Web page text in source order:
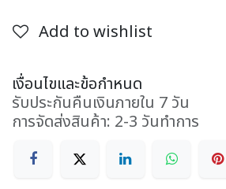
Add to wishlist
เงื่อนไขและข้อกำหนด
รับประกันคืนเงินภายใน 7 วัน
การจัดส่งสินค้า: 2-3 วันทำการ